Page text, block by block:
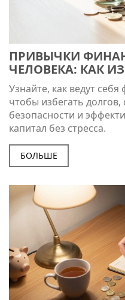
ПРИВЫЧКИ
ЧЕЛОВЕКА: КАК
СОЗДАТЬ КАПИТАЛ
Узнайте, как ведут
чтобы избегать
безопасности и
капитал без стресса.
БОЛЬШЕ